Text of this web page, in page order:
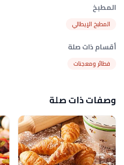
المطبخ
المطبخ الإيطالي
أقسام ذات صلة
فطائر ومعجنات
وصفات ذات صلة